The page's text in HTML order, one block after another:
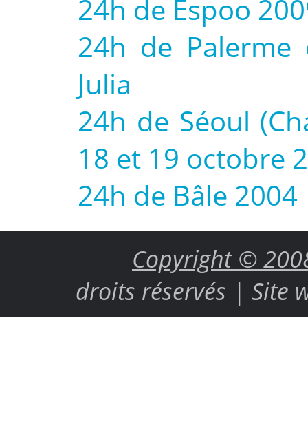
24h de Espoo
24h de Palerme
Julia
24h de Séoul
18 et 19 octobre
24h de Bâle 2004
Copyright ©
droits réservés | Site